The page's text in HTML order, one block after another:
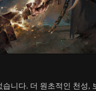
니다. 더 원초적인 천성,